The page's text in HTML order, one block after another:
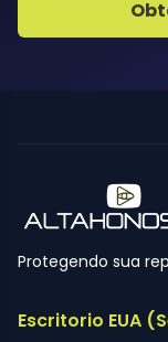
Protegendo sua
Escritorio EUA